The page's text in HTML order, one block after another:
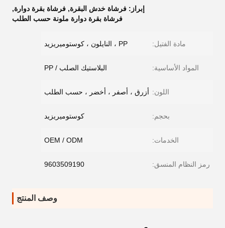
إبراز: فرشاة خدش البقرة, فرشاة بقرة دوارة,
فرشاة بقرة دوارة ملونة حسب الطلب
مادة الفتيل: PP ، النايلون ، كوستوميريزيد
المواد الأساسية: البلاستيك الصلب / PP
اللون: أزرق ، أصفر ، أخضر ، حسب الطلب
بحجم: كوستوميريزيد
الخدمات: OEM / ODM
رمز النظام المنسق: 9603509190
وصف المنتج